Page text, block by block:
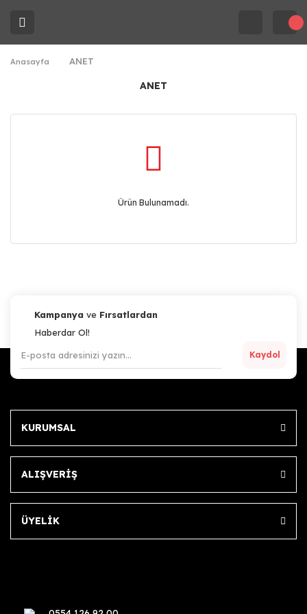
Anasayfa ANET
ANET
Ürün Bulunamadı.
Kampanya ve Fırsatlardan
Haberdar Ol!
Kaydol
KURUMSAL
ALIŞVERİŞ
ÜYELİK